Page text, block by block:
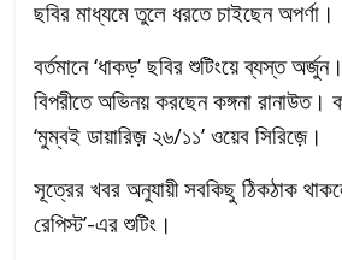
ছবির মাধ্যমে তুলে ধরতে চাইছেন অপর্ণা।
বর্তমানে ‘ধাকড়’ ছবির শুটিংয়ে ব্যস্ত
বিপরীতে অভিনয় করছেন কঙ্গনা রানাউত।
‘মুম্বই ডায়ারিজ় ২৬/১১’ ওয়েব সিরিজ়ে।
সূত্রের খবর অনুযায়ী সবকিছু ঠিকঠাক
রেপিস্ট’-এর শুটিং।